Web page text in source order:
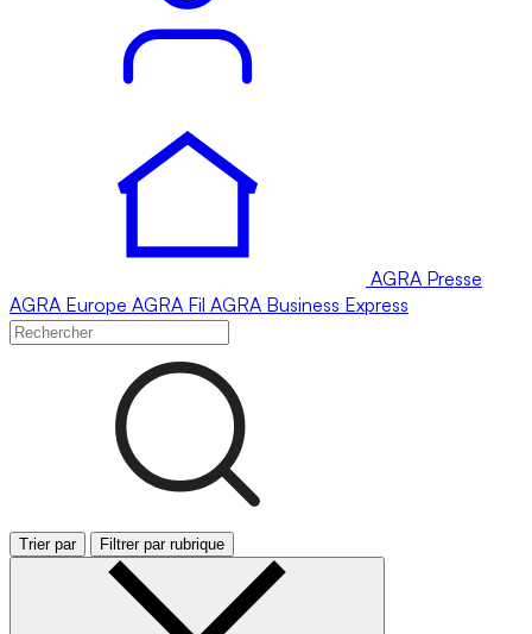
AGRA Presse
AGRA Europe AGRA Fil AGRA Business Express
Trier par Filtrer par rubrique